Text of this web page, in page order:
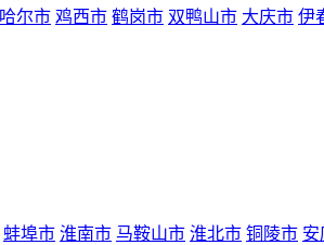
尔市 鸡西市 鹤岗市 双鸭山市 大庆市 伊
蚌埠市 淮南市 马鞍山市 淮北市 铜陵市 安